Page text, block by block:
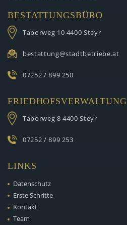
BESTATTUNGSBÜRO
Taborweg 10 4400 Steyr
bestattung@stadtbetriebe.at
07252 / 899 250
FRIEDHOFSVERWALTUNG
Taborweg 8 4400 Steyr
07252 / 899 253
LINKS
Datenschutz
Erste Schritte
Kontakt
Team